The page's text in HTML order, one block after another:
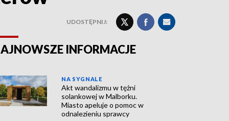
UDOSTĘPNIJ:
INFORMACJE
NA SYGNALE
Akt wandalizmu w tężni
solankowej w Malborku.
Miasto apeluje o pomoc w
odnalezieniu sprawcy